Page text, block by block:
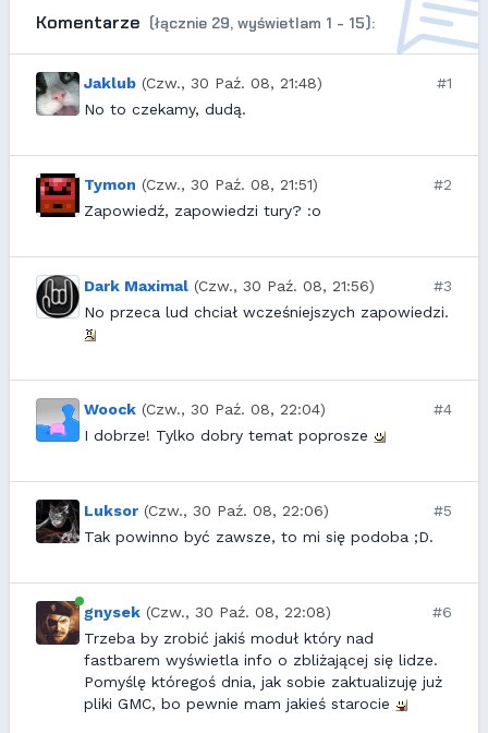
Komentarze (łącznie 29, wyświetlam 1 - 15):
Jaklub (Czw., 30 Paź. 08, 21:48)
#1
No to czekamy, dudą.
Tymon (Czw., 30 Paź. 08, 21:51)
#2
Zapowiedź, zapowiedzi tury? :o
Dark Maximal (Czw., 30 Paź. 08, 21:56)
#3
No przeca lud chciał wcześniejszych zapowiedzi.
Woock (Czw., 30 Paź. 08, 22:04)
#4
I dobrze! Tylko dobry temat poprosze
Luksor (Czw., 30 Paź. 08, 22:06)
#5
Tak powinno być zawsze, to mi się podoba ;D.
gnysek (Czw., 30 Paź. 08, 22:08)
#6
Trzeba by zrobić jakiś moduł który nad
fastbarem wyświetla info o zbliżającej się lidze.
Pomyślę któregoś dnia, jak sobie zaktualizuję już
pliki GMC, bo pewnie mam jakieś starocie